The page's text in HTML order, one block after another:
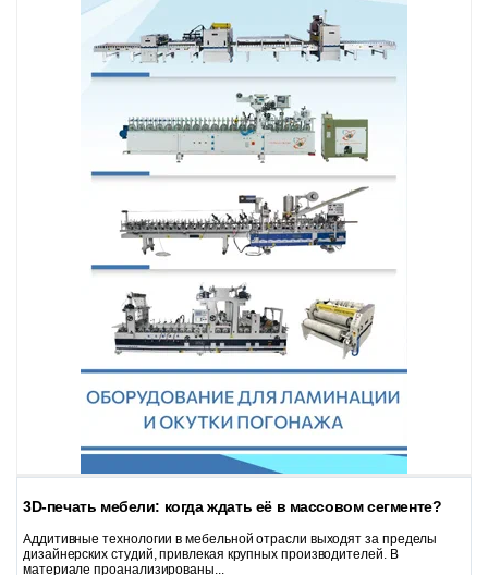
3D-печать мебели: когда ждать её в массовом сегменте?
Аддитивные технологии в мебельной отрасли выходят за пределы
дизайнерских студий, привлекая крупных производителей. В
материале проанализированы...